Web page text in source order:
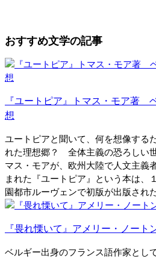
おすすめ文学の記事
『ユートピア』トマス・モア著
想
ユートピアと聞いて、何を想像す
れた理想郷？ 全体主義の恐ろしい
マス・モアが、欧州大陸で人文主義
まれた『ユートピア』という本は、
園都市ルーヴェンで初版が出版され
『畏れ慄いて』アメリー・ノート
ベルギー出身のフランス語作家とし